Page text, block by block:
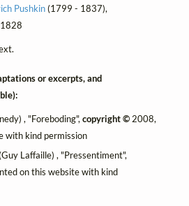
Pushkin(1799 - 1837),
or excerpts, and
, "Foreboding",copyright ©2008,
with kind permission
Laffaille) , "Pressentiment",
on this website with kind